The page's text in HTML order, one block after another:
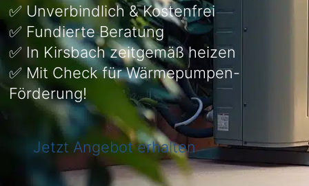
✅ Unverbindlich & Kostenfrei
✅ Fundierte Beratung
✅ In Kirsbach zeitgemäß heizen
✅ Mit Check für Wärmepumpen-
Förderung!
Jetzt Angebot erhalten